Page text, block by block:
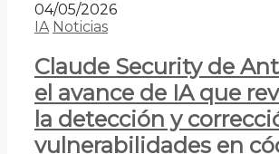
04/05/2026
IA Noticias
Claude Security de
el avance de IA que
la detección y
vulnerabilidades en